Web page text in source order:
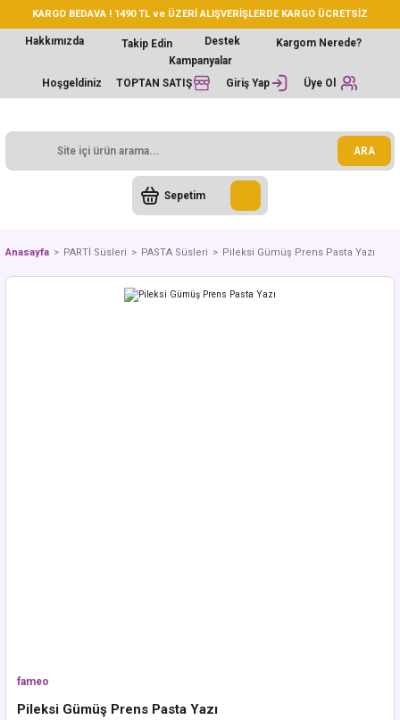
KARGO BEDAVA ! 1490 TL ve ÜZERİ ALIŞVERİŞLERDE KARGO ÜCRETSİZ
Hakkımızda Takip Edin Destek
Kargom Nerede?
Kampanyalar
Hoşgeldiniz
TOPTAN SATIŞ Giriş Yap Üye Ol
ARA
Sepetim
Anasayfa PARTİ Süsleri PASTA Süsleri Pileksi Gümüş Prens Pasta Yazı
fameo
Pileksi Gümüş Prens Pasta Yazı